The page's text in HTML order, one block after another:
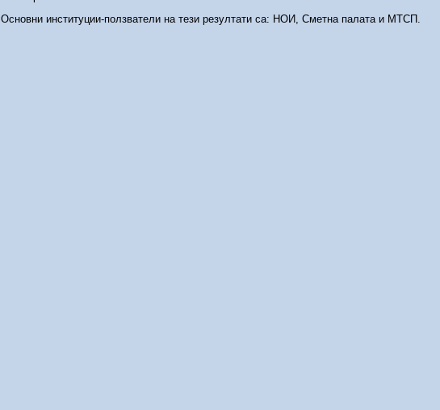
Основни институции-ползватели на тези резултати са: НОИ, Сметна палата и МТСП.